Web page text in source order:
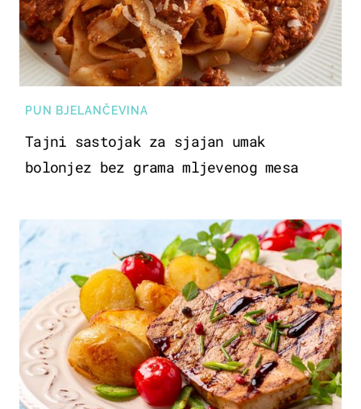
PUN BJELANČEVINA
Tajni sastojak za sjajan umak
bolonjez bez grama mljevenog mesa